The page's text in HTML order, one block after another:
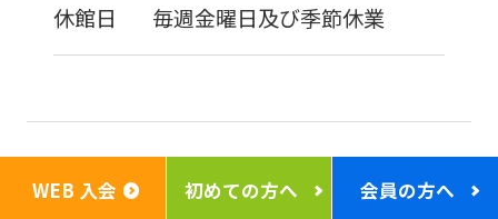
休館日 毎週金曜日及び季節休業
セントラルウェルネスクラ
WEB 入会 初めての方へ 会員の方へ